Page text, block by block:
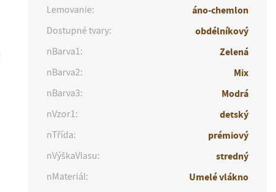
Lemovanie: áno-chemlon
Dostupné tvary: obdélníkový
nBarva1: Zelená
nBarva2: Mix
nBarva3: Modrá
nVzor1: detský
nTřída: prémiový
nVýškaVlasu: stredný
nMateriál: Umelé vlákno